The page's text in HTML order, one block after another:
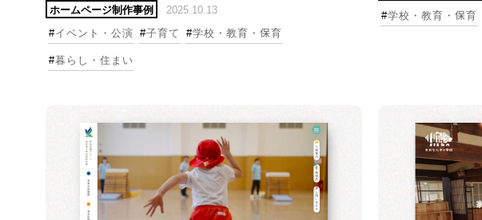
ホームページ制作事例
2025.10.13
#イベント・公演 #子育て #学校・教育・保育
#暮らし・住まい
#学校・教育・保育